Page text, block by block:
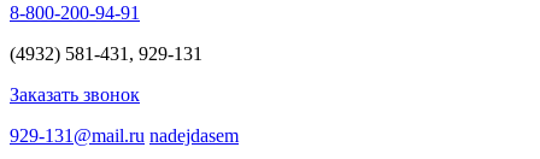
8-800-200-94-91
(4932) 581-431, 929-131
Заказать звонок
929-131@mail.ru nadejdasem